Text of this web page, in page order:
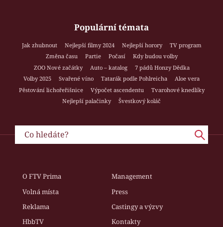
Populární témata
Jak zhubnout Nejlepší filmy 2024 Nejlepší horory
TV program
Změna času
Partie Počasí
Kdy budou volby
ZOO Nové začátky
Auto – katalog
7 pádů Honzy Dědka
Volby 2025
Svařené víno Tatarák podle Pohlreicha
Aloe vera
Pěstování lichořeřišnice
Výpočet ascendentu
Tvarohové knedlíky
Nejlepší palačinky
Švestkový koláč
O FTV Prima
Management
Volná místa
Press
Reklama
Castingy a výzvy
HbbTV
Kontakty